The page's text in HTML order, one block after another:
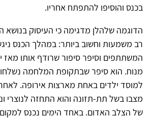
בכנס והוסיפו להתפתח אחריו.
הדוגמה שלהלן מדגימה כי העיסוק בנושא
רב משמעות וחשוב ביותר: במהלך הכנס
המשתתפים וסיפר סיפור שרודף אותו מאז
מנוח. הוא סיפר שבתקופת המלחמה נשלחו
למוסד ילדים באחת מארצות אירופה.
מצבו בשל תת-תזונה והוא התחזה לנוצרי
של הצלב האדום. באחד הימים נכנס למקום